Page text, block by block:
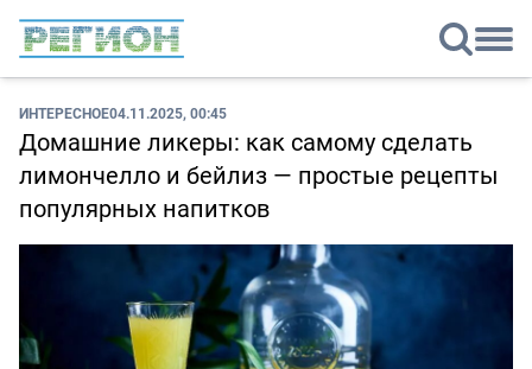
ИНТЕРЕСНОЕ04.11.2025, 00:45
Домашние ликеры: как самому сделать
лимончелло и бейлиз — простые рецепты
популярных напитков